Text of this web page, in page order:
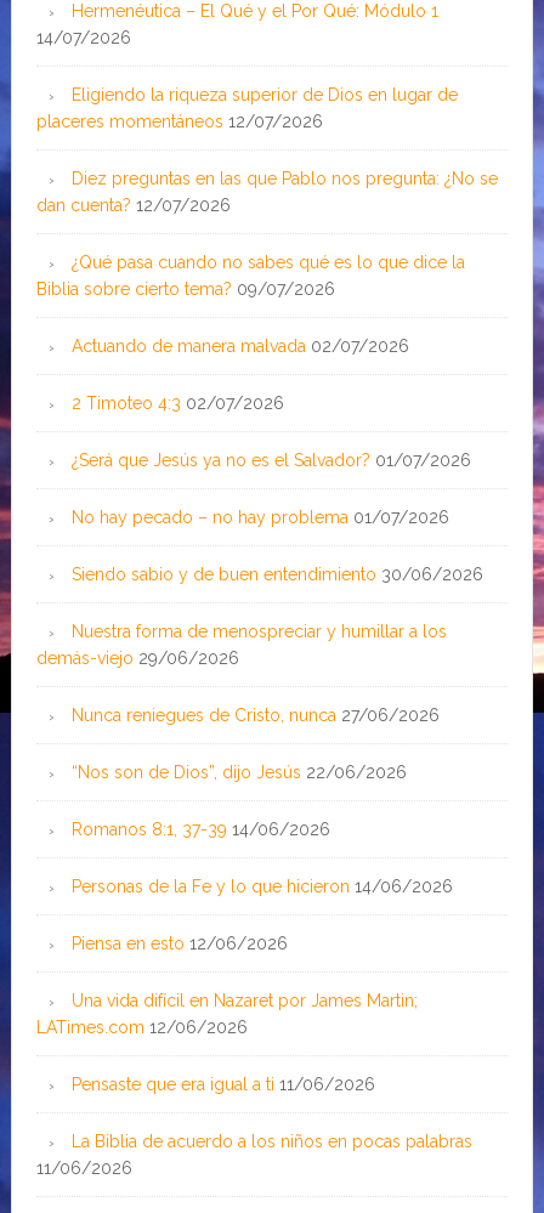
Hermenéutica – El Qué y el Por Qué: Módulo 1
14/07/2026
Eligiendo la riqueza superior de Dios en lugar de
placeres momentáneos 12/07/2026
Diez preguntas en las que Pablo nos pregunta: ¿No se
dan cuenta? 12/07/2026
¿Qué pasa cuando no sabes qué es lo que dice la
Biblia sobre cierto tema? 09/07/2026
Actuando de manera malvada 02/07/2026
2 Timoteo 4:3 02/07/2026
¿Será que Jesús ya no es el Salvador? 01/07/2026
No hay pecado – no hay problema 01/07/2026
Siendo sabio y de buen entendimiento 30/06/2026
Nuestra forma de menospreciar y humillar a los
demás-viejo 29/06/2026
Nunca reniegues de Cristo, nunca 27/06/2026
“Nos son de Dios”, dijo Jesús 22/06/2026
Romanos 8:1, 37-39 14/06/2026
Personas de la Fe y lo que hicieron 14/06/2026
Piensa en esto 12/06/2026
Una vida difícil en Nazaret por James Martin;
LATimes.com 12/06/2026
Pensaste que era igual a ti 11/06/2026
La Biblia de acuerdo a los niños en pocas palabras
11/06/2026